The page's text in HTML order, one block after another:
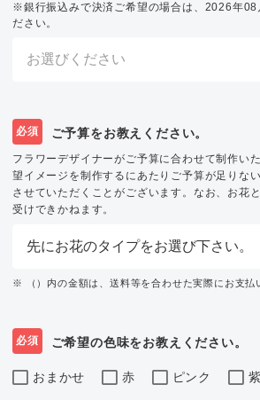
※銀行振込みで決済ご希望の場合は、2026年08
ださい。
必須 ご予算をお教えください。
フラワーデザイナーがご予算に合わせて制作い
望イメージを制作するにあたりご予算が足りな
させていただくことがございます。なお、お花
受けできかねます。
※ （）内の金額は、送料等を合わせた実際にお支払
必須 ご希望の色味をお教えください。
おまかせ 赤 ピンク 紫